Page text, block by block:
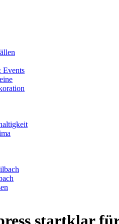
Events